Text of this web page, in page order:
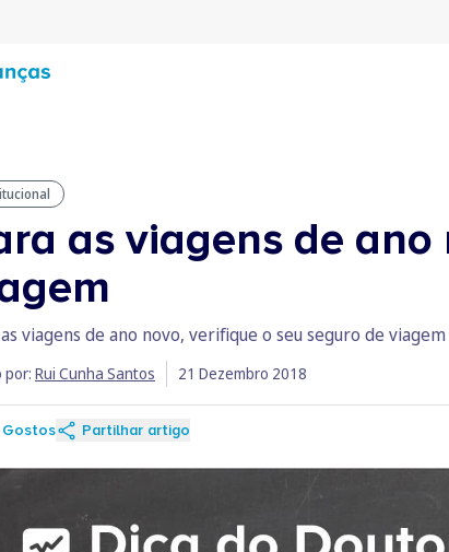
as viagens de
viagens de ano novo, verifique o seu seguro de
por: Rui Cunha Santos 21 Dezembro 2018
Gostos Partilhar artigo